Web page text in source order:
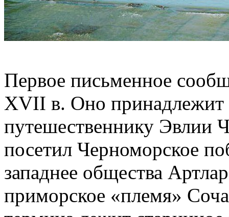
Первое письменное
XVII в. Оно принадлежит
путешественнику Эвлии
посетил Черноморское
западнее общества
приморское «племя»